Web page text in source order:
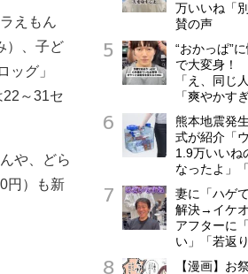
えもん
）、子ど
ッグ」
22～31セ
や、どら
円）も新
万いいね「
賛の声
“おかっぱ”
で大変身！
「え、同じ
「爽やかす
熊本地震発
式が紹介「
1.9万いい
なったよ」
妻に「ハゲ
解決→イケ
アフターに
い」「若返
【漫画】お